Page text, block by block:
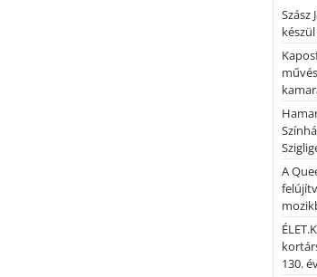
Szász
A
130.